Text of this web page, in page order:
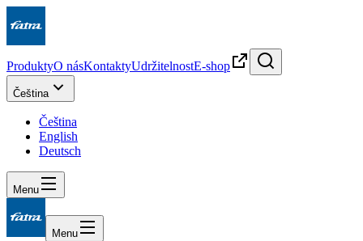
ProduktyO násKontaktyUdržitelnostE-shop
Čeština
Čeština
English
Deutsch
Menu
Menu